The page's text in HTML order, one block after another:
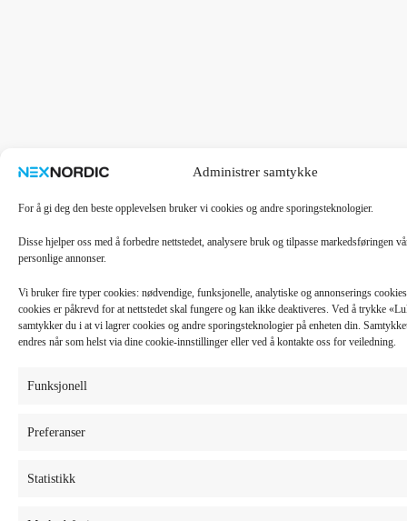
Administrer samtykke
For å gi deg den beste opplevelsen bruker vi cookies og andre sporingsteknologier.
Disse hjelper oss med å forbedre nettstedet, analysere bruk og tilpasse markedsføringen
personlige annonser.
Vi bruker fire typer cookies: nødvendige, funksjonelle, analytiske og annonserings
cookies er påkrevd for at nettstedet skal fungere og kan ikke deaktiveres. Ved å trykke
samtykker du i at vi lagrer cookies og andre sporingsteknologier på enheten din.
endres når som helst via dine cookie-innstillinger eller ved å kontakte oss for veiledning.
Funksjonell
Preferanser
Statistikk